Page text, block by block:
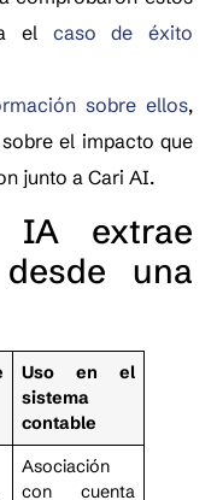
el caso de éxito
sobre ellos,
el impacto que
junto a Cari AI.
IA extrae
una
Uso en el
sistema
contable
Asociación
con cuenta